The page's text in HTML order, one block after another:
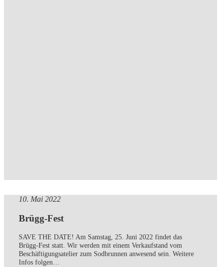
10. Mai 2022
Brügg-Fest
SAVE THE DATE! Am Samstag, 25. Juni 2022 findet das
Brügg-Fest statt. Wir werden mit einem Verkaufstand vom
Beschäftigungsatelier zum Sodbrunnen anwesend sein. Weitere
Infos folgen…